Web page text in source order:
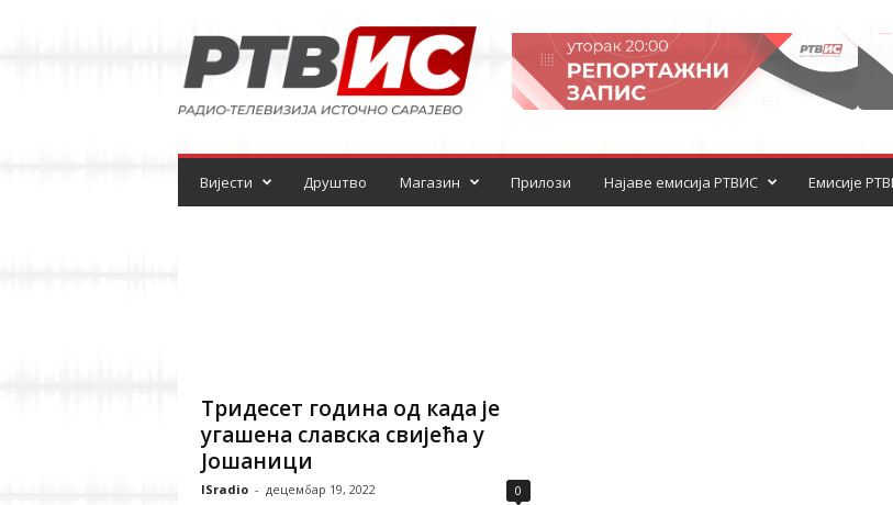
и
о
т
л
Вијести Друштво Магазин Прилози Најаве емисија РТВИС Емисије
Тридесет година од када је
угашена славска свијећа у
Јошаници
ISradio - децембар 19, 2022 0